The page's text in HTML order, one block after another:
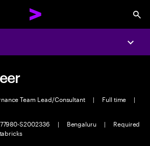
Team Lead/Consultant | Full time
|
S2002336
| Bengaluru |
Required